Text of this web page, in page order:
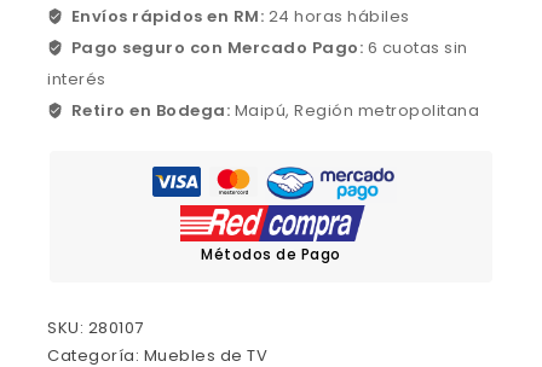
Envíos rápidos en RM: 24 horas hábiles
Pago seguro con Mercado Pago: 6 cuotas sin
interés
Retiro en Bodega: Maipú, Región metropolitana
Métodos de Pago
SKU: 280107
Categoría: Muebles de TV